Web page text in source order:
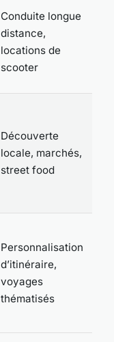
Conduite longue
distance,
locations de
scooter
Découverte
locale, marchés,
street food
Personnalisation
d’itinéraire,
voyages
thématisés